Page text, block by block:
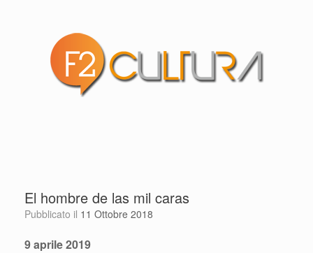
El hombre de las mil caras
Pubblicato il 11 Ottobre 2018
9 aprile 2019